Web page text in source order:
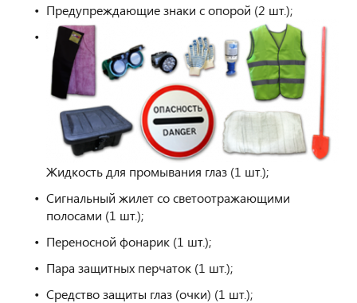
Предупреждающие знаки с опорой (2 шт.);
Жидкость для промывания глаз (1 шт.);
Сигнальный жилет со светоотражающими
полосами (1 шт.);
Переносной фонарик (1 шт.);
Пара защитных перчаток (1 шт.);
Средство защиты глаз (очки) (1 шт.);